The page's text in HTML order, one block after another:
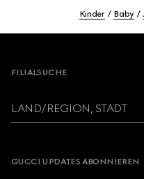
Kinder Baby
FILIALSUCHE
LAND/REGION, STADT
GUCCI UPDATES ABONNIEREN